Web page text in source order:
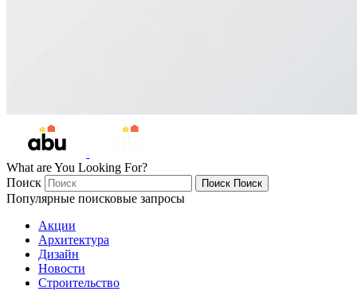
What are You Looking For?
Поиск
Поиск Поиск
Популярные поисковые запросы
Акции
Архитектура
Дизайн
Новости
Строительство